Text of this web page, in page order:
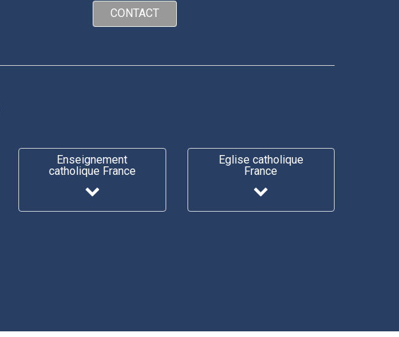
CONTACT
Enseignement
catholique France
Eglise catholique
France